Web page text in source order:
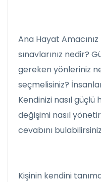
Ana Hayat
sınavlarınız nedir?
gereken yönleriniz
seçmelisiniz?
Kendinizi nasıl güçlü
değişimi nasıl
cevabını
Kişinin kendini